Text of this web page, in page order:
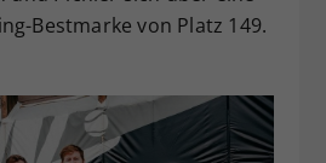
Bestmarke von Platz 149.